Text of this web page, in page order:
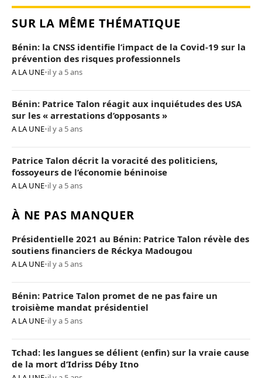
SUR LA MÊME THÉMATIQUE
Bénin: la CNSS identifie l’impact de la Covid-19 sur la
prévention des risques professionnels
A LA UNE•il y a 5 ans
Bénin: Patrice Talon réagit aux inquiétudes des USA
sur les « arrestations d’opposants »
A LA UNE•il y a 5 ans
Patrice Talon décrit la voracité des politiciens,
fossoyeurs de l’économie béninoise
A LA UNE•il y a 5 ans
À NE PAS MANQUER
Présidentielle 2021 au Bénin: Patrice Talon révèle des
soutiens financiers de Réckya Madougou
A LA UNE•il y a 5 ans
Bénin: Patrice Talon promet de ne pas faire un
troisième mandat présidentiel
A LA UNE•il y a 5 ans
Tchad: les langues se délient (enfin) sur la vraie cause
de la mort d’Idriss Déby Itno